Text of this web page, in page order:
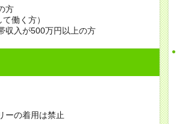
方
働く方）
収入が500万円以上の方
ーの着用は禁止